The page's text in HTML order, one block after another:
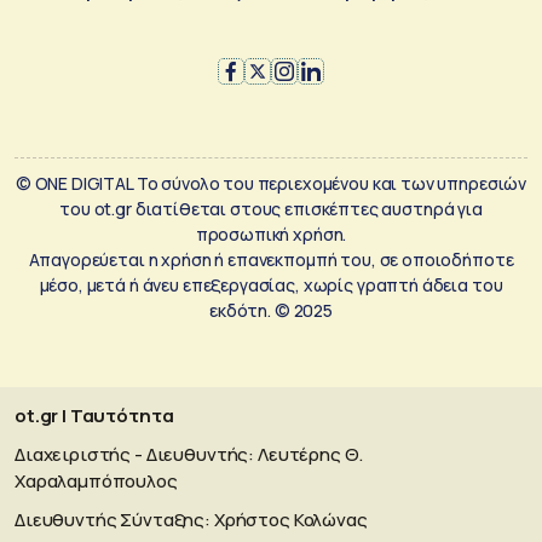
© ONE DIGITAL Το σύνολο του περιεχομένου και των υπηρεσιών
του ot.gr διατίθεται στους επισκέπτες αυστηρά για
προσωπική χρήση.
Απαγορεύεται η χρήση ή επανεκπομπή του, σε οποιοδήποτε
μέσο, μετά ή άνευ επεξεργασίας, χωρίς γραπτή άδεια του
εκδότη. © 2025
ot.gr | Ταυτότητα
Διαχειριστής - Διευθυντής: Λευτέρης Θ.
Χαραλαμπόπουλος
Διευθυντής Σύνταξης: Χρήστος Κολώνας